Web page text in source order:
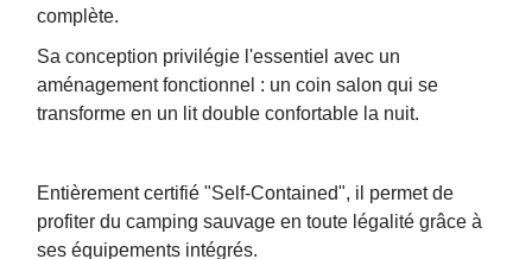
complète.
Sa conception privilégie l'essentiel avec un
aménagement fonctionnel : un coin salon qui se
transforme en un lit double confortable la nuit.
Entièrement certifié "Self-Contained", il permet de
profiter du camping sauvage en toute légalité grâce à
ses équipements intégrés.